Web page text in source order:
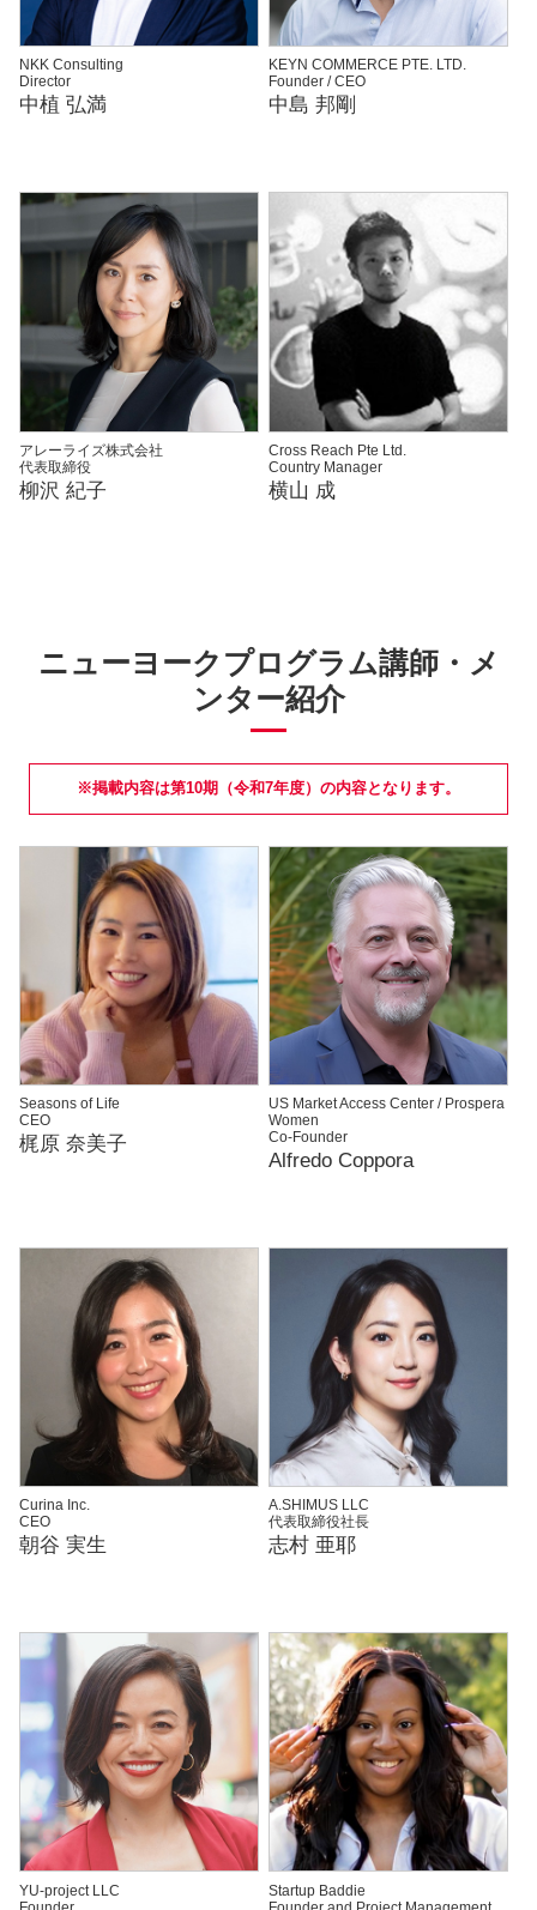
NKK Consulting
Director
中植 弘満
KEYN COMMERCE PTE. LTD.
Founder / CEO
中島 邦剛
アレーライズ株式会社
代表取締役
柳沢 紀子
Cross Reach Pte Ltd.
Country Manager
横山 成
ニューヨークプログラム講師・メ
ンター紹介
※掲載内容は第10期（令和7年度）の内容となります。
Seasons of Life
CEO
梶原 奈美子
US Market Access Center / Prospera
Women
Co-Founder
Alfredo Coppora
Curina Inc.
CEO
朝谷 実生
A.SHIMUS LLC
代表取締役社長
志村 亜耶
YU-project LLC
Startup Baddie